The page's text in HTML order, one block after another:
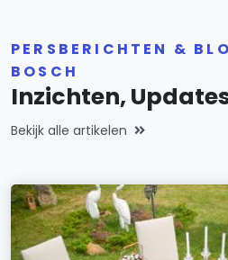
PERSBERICHTEN &
BOSCH
Inzichten,
Bekijk alle artikelen